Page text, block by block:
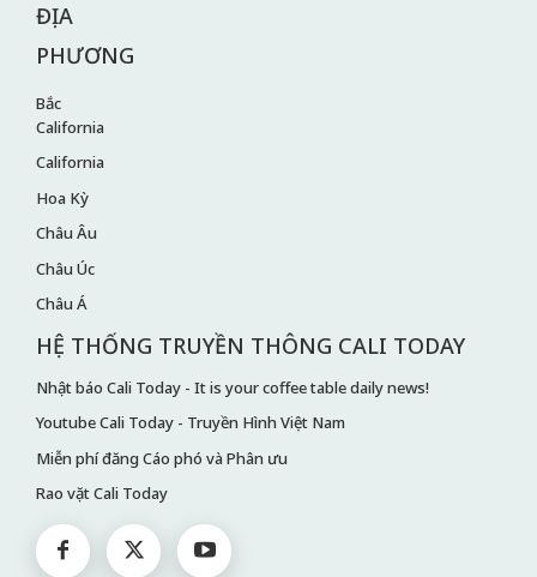
ĐỊA
PHƯƠNG
Bắc
California
California
Hoa Kỳ
Châu Âu
Châu Úc
Châu Á
HỆ THỐNG TRUYỀN THÔNG CALI TODAY
Nhật báo Cali Today - It is your coffee table daily news!
Youtube Cali Today - Truyền Hình Việt Nam
Miễn phí đăng Cáo phó và Phân ưu
Rao vặt Cali Today